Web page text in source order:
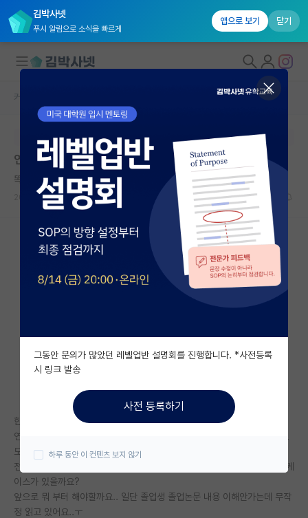
김박사넷
푸시 알림으로 소식을 빠르게
앱으로 보기 닫기
대학원생 모집
국내대학원 정보
연구실&오픈랩
커뮤니티
커뮤니티 홈
전체글보기
베스트 게시판
자유 게시판(아무개랩)
미국 유학 게시판
미국 대학원 합격 후기 게시판
대학원생 모집 게시판
연구실(PI) 홍보 게시판
석박사 채용 정보 게시판
커뮤니티 홈
본문이 수정되지 않는 박제글입니다.
연구 경험 없이 유학 왔어요
똑똑한 존 롤스
2026.04.23 2 641
한국에서 2년정도 일하다가 일본으로 무작정 석사유학 왔어요
연구 경험이 아예 없는 상태에서 와서 연구를 뭘 어떻게 해야할지 아무것도
모르겠네요..
전공은 기계공학이고 실험장비도 한번도 사용해본 적 없는데 저 같은 노답케
이스가 있을까요?
앞으로 뭐 부터 해야할까요.. 일단 졸업생 졸업논문 내용 이해안가는데 무작
정 읽고 있어요..ㅜ
그동안 문의가 많았던 레벨업반 설명회를 진행합니다. *사전등록
시 링크 발송
사전 등록하기
하루 동안 이 컨텐츠 보지 않기